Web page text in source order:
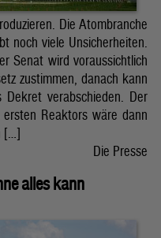
Die Atombranche
noch viele Unsicherheiten.
Senat wird voraussichtlich
zustimmen, danach kann
verabschieden. Der
Reaktors wäre dann
[…]
Die Presse
alles kann